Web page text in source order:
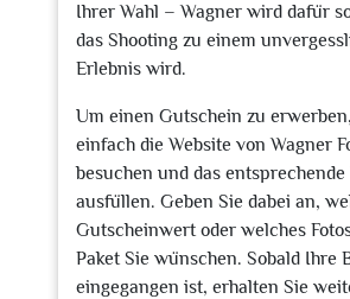
Ihrer Wahl – Wagner wird dafür
das Shooting zu einem
Erlebnis wird.
Um einen Gutschein zu
einfach die Website von Wagner
besuchen und das
ausfüllen. Geben Sie dabei an,
Gutscheinwert oder welches
Paket Sie wünschen. Sobald Ihre
eingegangen ist, erhalten Sie